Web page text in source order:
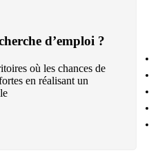
d’emploi ?
où les chances de
en réalisant un